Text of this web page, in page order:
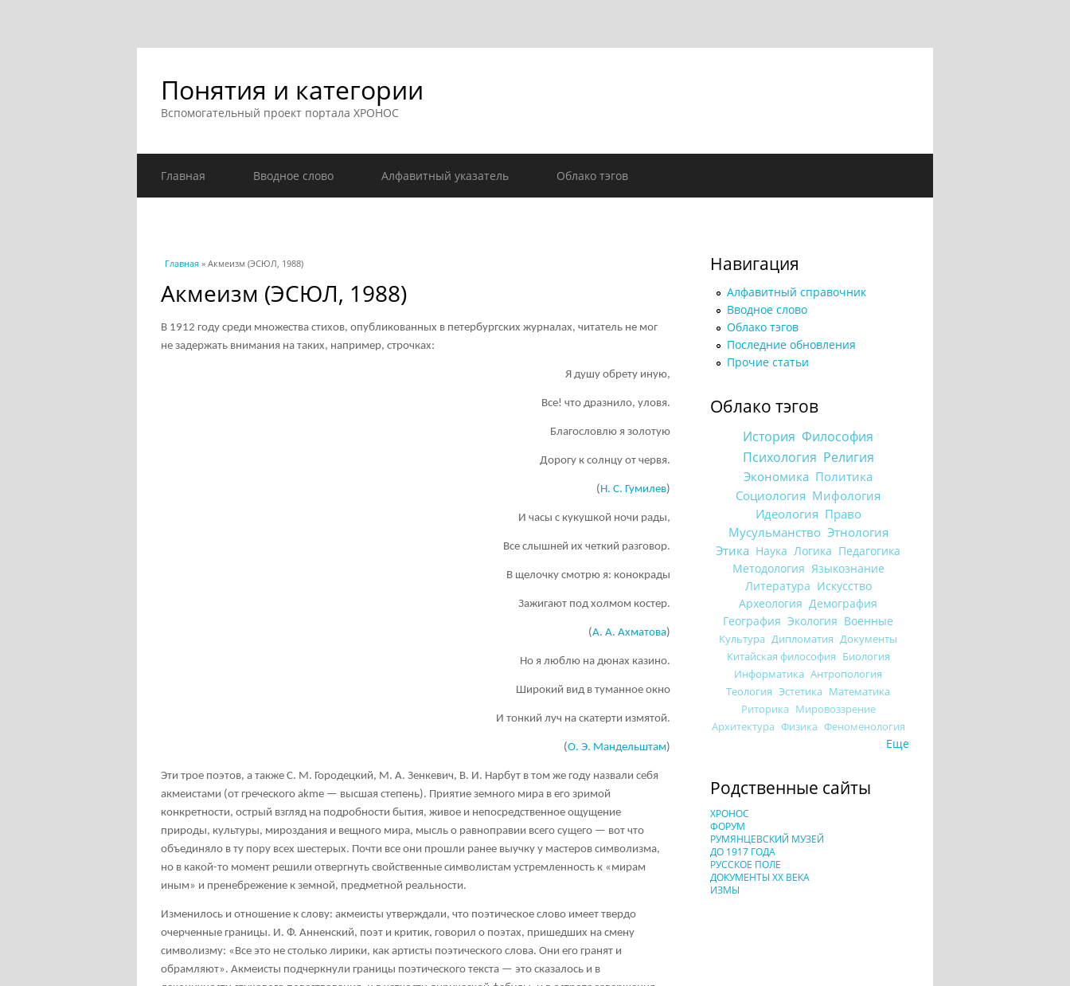
Понятия и категории
Вспомогательный проект портала ХРОНОС
Главная Вводное слово Алфавитный указатель Облако тэгов
Вы здесь
Главная » Акмеизм (ЭСЮЛ, 1988)
Акмеизм (ЭСЮЛ, 1988)
В 1912 году среди множества стихов, опубликованных в петербургских журналах, читатель не мог
не задержать внимания на таких, например, строчках:
Я душу обрету иную,
Все! что дразнило, уловя.
Благословлю я золотую
Дорогу к солнцу от червя.
(Н. С. Гумилев)
И часы с кукушкой ночи рады,
Все слышней их четкий разговор.
В щелочку смотрю я: конокрады
Зажигают под холмом костер.
(А. А. Ахматова)
Но я люблю на дюнах казино.
Широкий вид в туманное окно
И тонкий луч на скатерти измятой.
(О. Э. Мандельштам)
Эти трое поэтов, а также С. М. Городецкий, М. А. Зенкевич, В. И. Нарбут в том же году назвали себя
акмеистами (от греческого akme — высшая степень). Приятие земного мира в его зримой
конкретности, острый взгляд на подробности бытия, живое и непосредственное ощущение
природы, культуры, мироздания и вещного мира, мысль о равноправии всего сущего — вот что
объединяло в ту пору всех шестерых. Почти все они прошли ранее выучку у мастеров символизма,
но в какой-то момент решили отвергнуть свойственные символистам устремленность к «мирам
иным» и пренебрежение к земной, предметной реальности.
Изменилось и отношение к слову: акмеисты утверждали, что поэтическое слово имеет твердо
очерченные границы. И. Ф. Анненский, поэт и критик, говорил о поэтах, пришедших на смену
символизму: «Все это не столько лирики, как артисты поэтического слова. Они его гранят и
обрамляют». Акмеисты подчеркнули границы поэтического текста — это сказалось и в
Навигация
Алфавитный справочник
Вводное слово
Облако тэгов
Последние обновления
Прочие статьи
Облако тэгов
История Философия
Психология Религия
Экономика Политика
Социология Мифология
Идеология Право
Мусульманство Этнология
Этика Наука Логика Педагогика
Методология Языкознание
Литература Искусство
Археология Демография
География Экология Военные
Культура Дипломатия Документы
Китайская философия Биология
Информатика Антропология
Теология Эстетика Математика
Риторика Мировоззрение
Архитектура Физика Феноменология
Еще
Родственные сайты
ХРОНОС
ФОРУМ
РУМЯНЦЕВСКИЙ МУЗЕЙ
ДО 1917 ГОДА
РУССКОЕ ПОЛЕ
ДОКУМЕНТЫ XX ВЕКА
ИЗМЫ